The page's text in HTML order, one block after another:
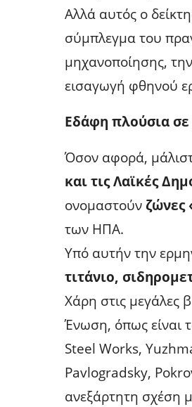
Αλλά αυτός ο
σύμπλεγμα του
μηχανοποίησης,
εισαγωγή φθηνού
Εδάφη πλούσια
Όσον αφορά,
και τις Λαϊκές
ονομαστούνζώνες
των ΗΠΑ.
Υπό αυτήν την
τιτάνιο,
Χάρη στις μεγάλες
Ένωση, όπως είναι
Steel Works,
Pavlogradsky,
ανεξάρτητη σχέση